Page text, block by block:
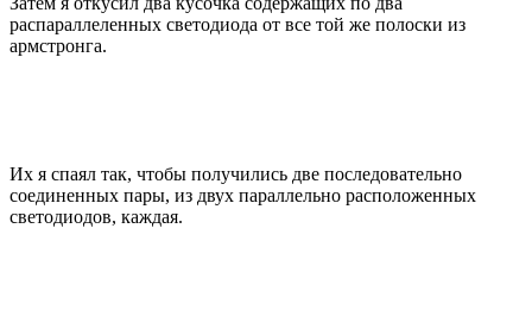
распараллеленных светодиода от все той же полоски из
армстронга.
Их я спаял так, чтобы получились две последовательно
соединенных пары, из двух параллельно расположенных
светодиодов, каждая.